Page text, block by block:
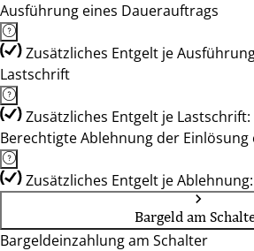
Ausführung eines Dauerauftrags
Zusätzliches Entgelt je
Lastschrift
Zusätzliches Entgelt je Lastschrift:
Berechtigte Ablehnung der
Zusätzliches Entgelt je
Bargeld am
Bargeldeinzahlung am Schalter